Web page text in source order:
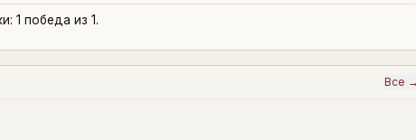
1 победа из 1.
Все